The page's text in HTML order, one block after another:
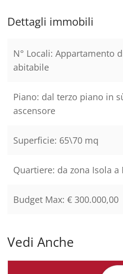
Dettagli immobili
N° Locali: Appartamento
abitabile
Piano: dal terzo piano in
ascensore
Superficie: 65\70 mq
Quartiere: da zona Isola a
Budget Max: € 300.000,00
Vedi Anche